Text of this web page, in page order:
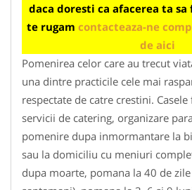
daca doresti ca afacerea ta
te rugam contacteaza-ne
de aici
Pomenirea celor care au trecut
una dintre practicile cele mai
respectate de catre crestini.
servicii de catering, organizare
pomenire dupa inmormantare la
sau la domiciliu cu meniuri
dupa moarte, pomana la 40 de zile